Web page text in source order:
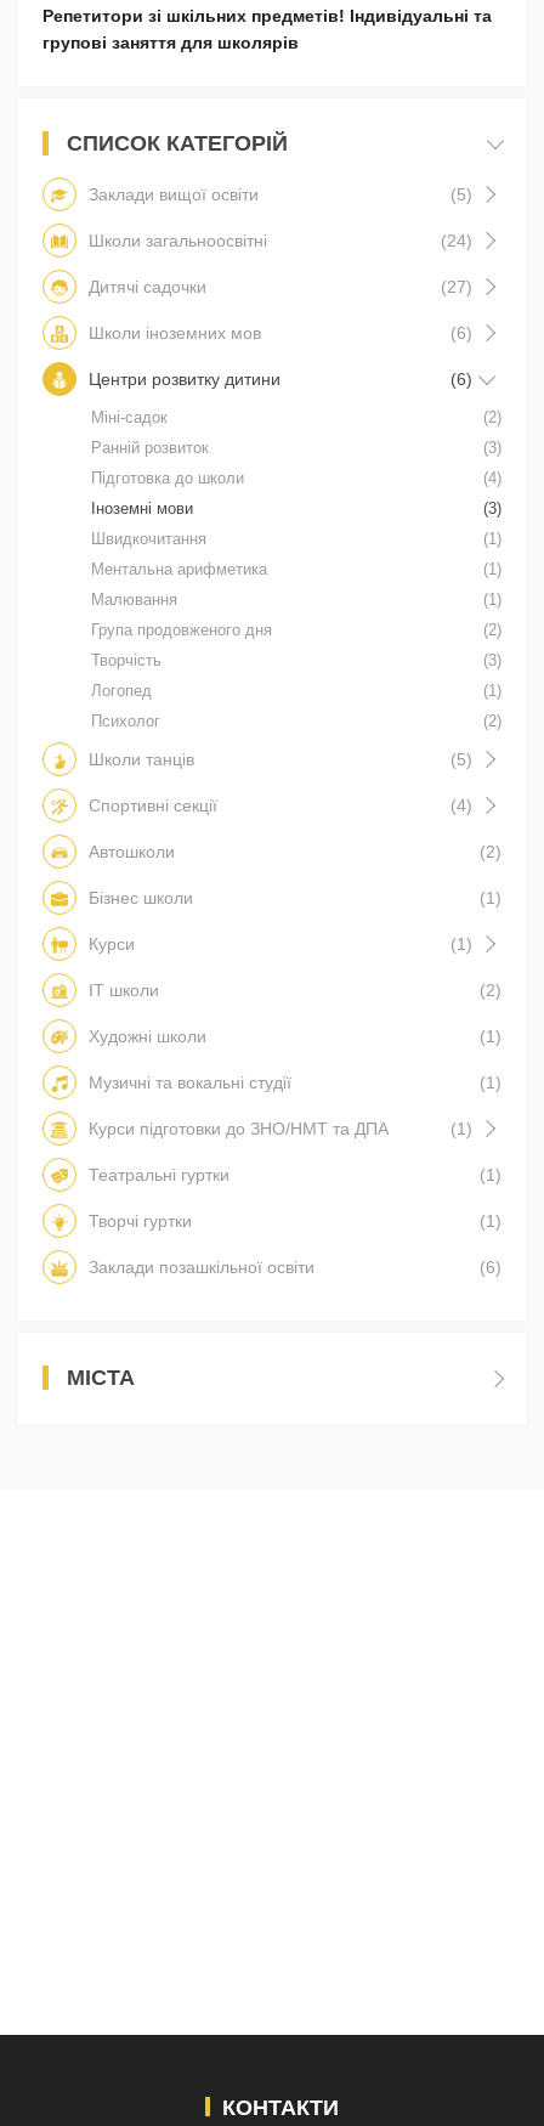
СПИСОК КАТЕГОРІЙ
Заклади вищої освіти (5)
Школи загальноосвітні (24)
Дитячі садочки (27)
Школи іноземних мов (6)
Центри розвитку дитини (6)
Міні-садок
(2)
Ранній розвиток
(3)
Підготовка до школи
(4)
Іноземні мови
(3)
Швидкочитання
(1)
Ментальна арифметика
(1)
Малювання
(1)
Група продовженого дня
(2)
Творчість
(3)
Логопед
(1)
Психолог
(2)
Школи танців (5)
Спортивні секції (4)
Автошколи (2)
Бізнес школи (1)
Курси (1)
IT школи (2)
Художні школи (1)
Музичні та вокальні студії (1)
Курси підготовки до ЗНО/НМТ та ДПА (1)
Театральні гуртки (1)
Творчі гуртки (1)
Заклади позашкільної освіти (6)
МІСТА
Репетитори зі шкільних предметів! Індивідуальні та
групові заняття для школярів
КОНТАКТИ